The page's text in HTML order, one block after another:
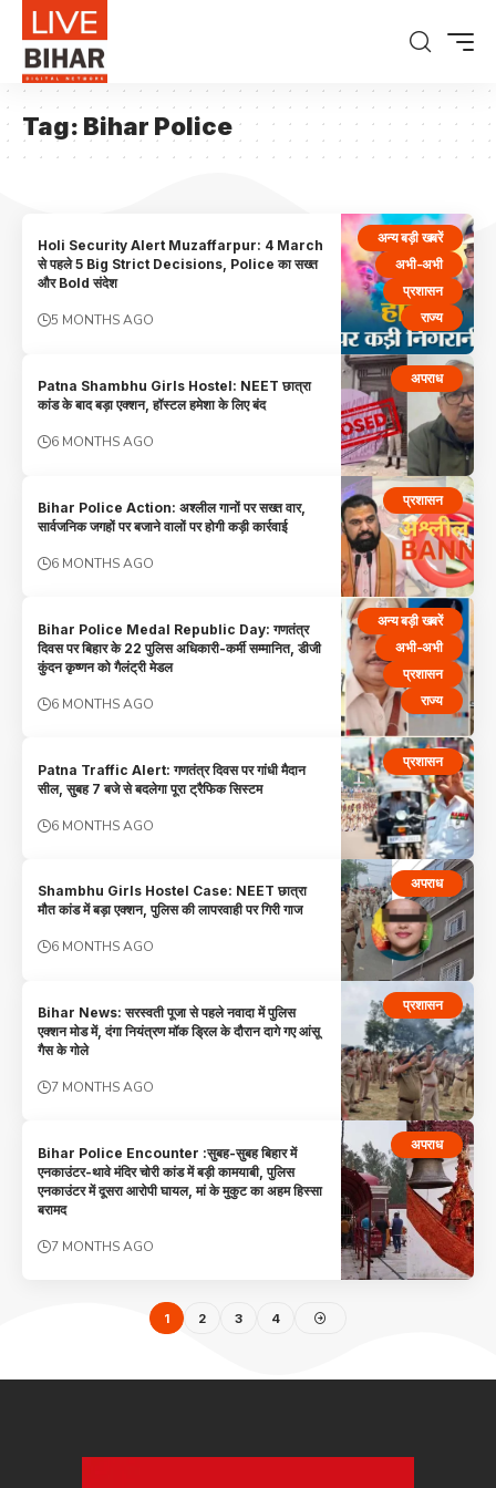
Tag: Bihar Police
अन्य बड़ी खबरें
अभी-अभी
प्रशासन
राज्य
Holi Security Alert Muzaffarpur: 4 March
से पहले 5 Big Strict Decisions, Police का सख्त
और Bold संदेश
5 MONTHS AGO
अपराध
Patna Shambhu Girls Hostel: NEET छात्रा
कांड के बाद बड़ा एक्शन, हॉस्टल हमेशा के लिए बंद
6 MONTHS AGO
प्रशासन
Bihar Police Action: अश्लील गानों पर सख्त वार,
सार्वजनिक जगहों पर बजाने वालों पर होगी कड़ी कार्रवाई
6 MONTHS AGO
अन्य बड़ी खबरें
अभी-अभी
प्रशासन
राज्य
Bihar Police Medal Republic Day: गणतंत्र
दिवस पर बिहार के 22 पुलिस अधिकारी-कर्मी सम्मानित, डीजी
कुंदन कृष्णन को गैलंट्री मेडल
6 MONTHS AGO
प्रशासन
Patna Traffic Alert: गणतंत्र दिवस पर गांधी मैदान
सील, सुबह 7 बजे से बदलेगा पूरा ट्रैफिक सिस्टम
6 MONTHS AGO
अपराध
Shambhu Girls Hostel Case: NEET छात्रा
मौत कांड में बड़ा एक्शन, पुलिस की लापरवाही पर गिरी गाज
6 MONTHS AGO
प्रशासन
Bihar News: सरस्वती पूजा से पहले नवादा में पुलिस
एक्शन मोड में, दंगा नियंत्रण मॉक ड्रिल के दौरान दागे गए आंसू
गैस के गोले
7 MONTHS AGO
अपराध
Bihar Police Encounter :सुबह-सुबह बिहार में
एनकाउंटर-थावे मंदिर चोरी कांड में बड़ी कामयाबी, पुलिस
एनकाउंटर में दूसरा आरोपी घायल, मां के मुकुट का अहम हिस्सा
बरामद
7 MONTHS AGO
1 2 3 4